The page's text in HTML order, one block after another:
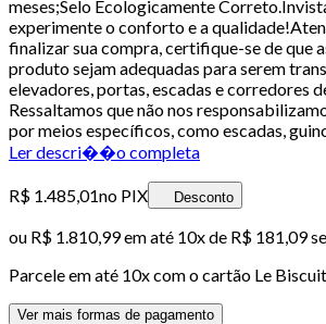
meses;Selo Ecologicamente
experimente o conforto e a
finalizar sua compra, certifique-se de que
produto sejam adequadas para serem
elevadores, portas, escadas e corredores
Ressaltamos que não nos
por meios específicos, como escadas,
Ler descri��o completa
R$ 1.485,01no PIX Desconto
ou R$ 1.810,99em até 10x de R$ 181,09
Parcele em até 10x com o cartão Le Biscuit
Ver mais formas de pagamento